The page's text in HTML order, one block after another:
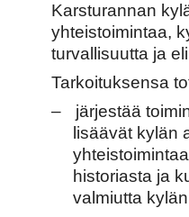
Karsturannan
yhteistoimintaa,
turvallisuutta ja
Tarkoituksensa
–
järjestää
lisäävät kylän
historiasta ja
valmiutta